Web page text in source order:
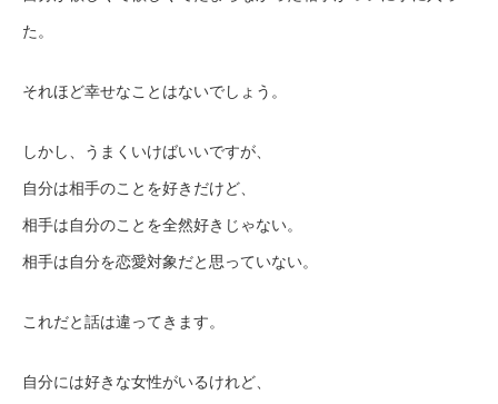
た。
それほど幸せなことはないでしょう。
しかし、うまくいけばいいですが、
自分は相手のことを好きだけど、
相手は自分のことを全然好きじゃない。
相手は自分を恋愛対象だと思っていない。
これだと話は違ってきます。
自分には好きな女性がいるけれど、